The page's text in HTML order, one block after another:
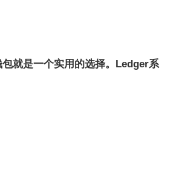
就是一个实用的选择。Ledger系